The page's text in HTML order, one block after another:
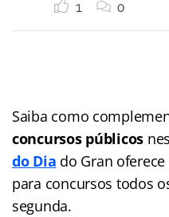
1 0
Saiba como
concursos públicos
do Dia do Gran
para concursos todos
segunda.